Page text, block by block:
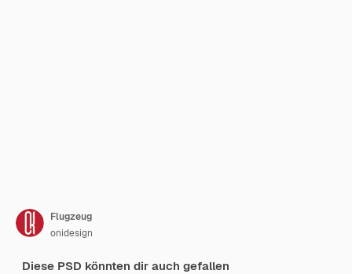
Flugzeug
onidesign
Diese PSD könnten dir auch gefallen